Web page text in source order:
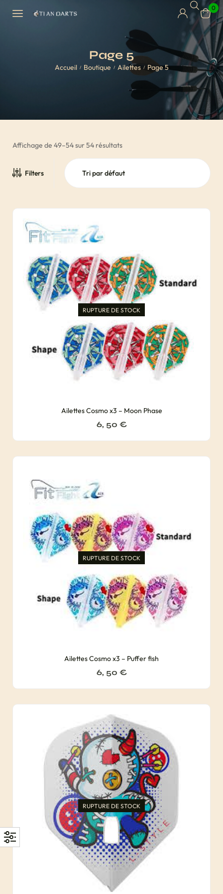
0
Page 5
Accueil / Boutique / Ailettes / Page 5
Affichage de 49–54 sur 54 résultats
Filters
RUPTURE DE STOCK
Ailettes Cosmo x3 – Moon Phase
6, 50 €
RUPTURE DE STOCK
Ailettes Cosmo x3 – Puffer fish
6, 50 €
RUPTURE DE STOCK